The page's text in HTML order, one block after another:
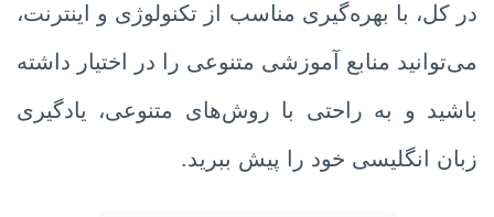
در کل، با بهره‌گیری مناسب از تکنولوژی و اینترنت،
می‌توانید منابع آموزشی متنوعی را در اختیار داشته
باشید و به راحتی با روش‌های متنوعی، یادگیری
زبان انگلیسی خود را پیش ببرید.